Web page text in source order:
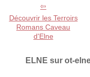
Découvrir les Terroirs
Romans Caveau
d'Elne
ELNE sur ot-